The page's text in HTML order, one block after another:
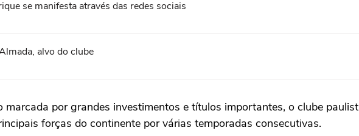
se manifesta através das redes sociais
alvo do clube
por grandes investimentos e títulos importantes, o clube
forças do continente por várias temporadas consecutivas.